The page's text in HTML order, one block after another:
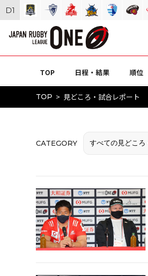
TOP 日程・結果 順位
TOP 見どころ・試合レポート
CATEGORY
D1